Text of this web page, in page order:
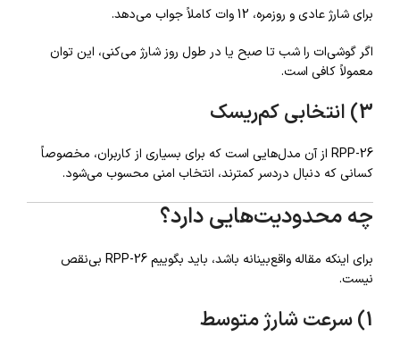
برای شارژ عادی و روزمره، 12 وات کاملاً جواب می‌دهد.
اگر گوشی‌ات را شب تا صبح یا در طول روز شارژ می‌کنی، این توان
معمولاً کافی است.
3) انتخابی کم‌ریسک
RPP-26 از آن مدل‌هایی است که برای بسیاری از کاربران، مخصوصاً
کسانی که دنبال دردسر کمترند، انتخاب امنی محسوب می‌شود.
چه محدودیت‌هایی دارد؟
برای اینکه مقاله واقع‌بینانه باشد، باید بگوییم RPP-26 بی‌نقص
نیست.
1) سرعت شارژ متوسط